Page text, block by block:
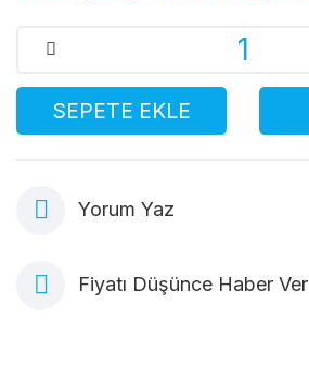
SEPETE EKLE
Yorum Yaz
Fiyatı Düşünce Haber Ver